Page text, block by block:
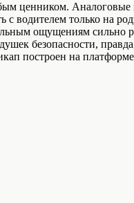
ценником.
водителем только на
ощущениям сильно
безопасности,
построен на